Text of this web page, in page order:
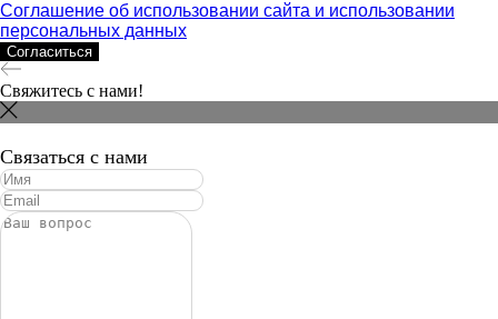
Соглашение об использовании сайта и использовании
персональных данных
Согласиться
Свяжитесь с нами!
Связаться с нами